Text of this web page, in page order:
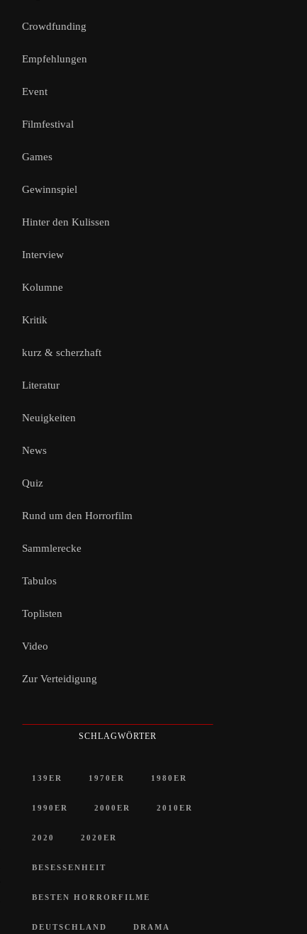
Crowdfunding
Empfehlungen
Event
Filmfestival
Games
Gewinnspiel
Hinter den Kulissen
Interview
Kolumne
Kritik
kurz & scherzhaft
Literatur
Neuigkeiten
News
Quiz
Rund um den Horrorfilm
Sammlerecke
Tabulos
Toplisten
Video
Zur Verteidigung
SCHLAGWÖRTER
139ER 1970ER 1980ER
1990ER 2000ER 2010ER
2020 2020ER
BESESSENHEIT
BESTEN HORRORFILME
DEUTSCHLAND DRAMA